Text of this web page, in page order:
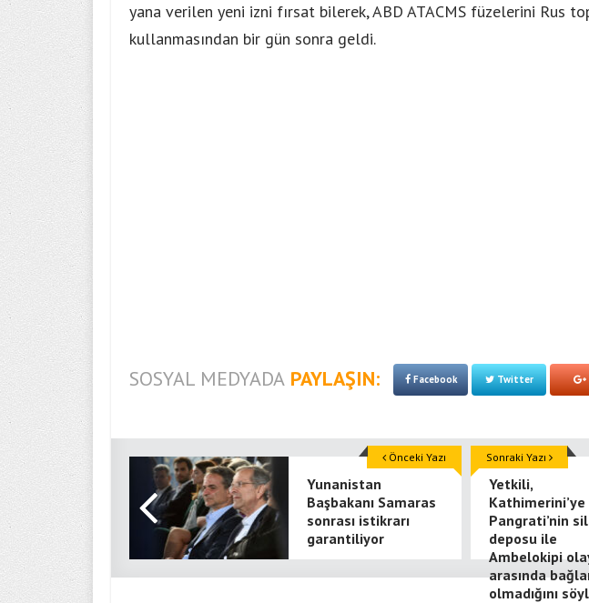
yana verilen yeni izni fırsat bilerek, ABD ATACMS füzelerini Rus
kullanmasından bir gün sonra geldi.
SOSYAL MEDYADA PAYLAŞIN: Facebook Twitter
Yunanistan
Başbakanı Samaras
sonrası istikrarı
garantiliyor
Önceki Yazı
Yetkili,
Kathimerini’ye
Pangrati’nin
deposu ile
Ambelokipi
arasında
olmadığını
Sonraki Yazı